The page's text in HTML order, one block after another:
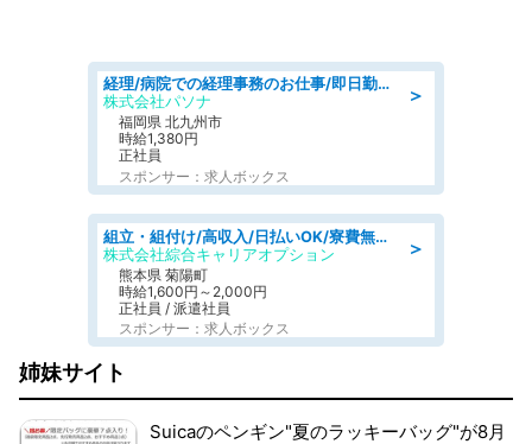
＞
経理/病院での経理事務のお仕事/即日勤務可/車通勤可/経理/一般事務
株式会社パソナ
福岡県 北九州市
時給1,380円
正社員
スポンサー：求人ボックス
＞
組立・組付け/高収入/日払いOK/寮費無料/交替制/20・30・40代活躍中
株式会社綜合キャリアオプション
熊本県 菊陽町
時給1,600円～2,000円
正社員 / 派遣社員
スポンサー：求人ボックス
姉妹サイト
Suicaのペンギン"夏のラッキーバッグ"が8月